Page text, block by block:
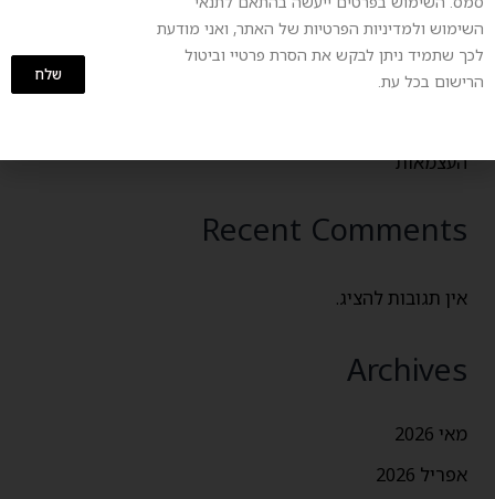
אמנות השכבות – כך תיראי במיטבך בימי האביב ההפכפכים
יופי בר קיימא – איך לחגוג את יום כדור הארץ עם אופנה
צנועה ואיכותית
העצמאות
Recent Comments
אין תגובות להציג.
Archives
מאי 2026
אפריל 2026
השימוש ולמדיניות הפרטיות של האתר, ואני מודעת
לכך שתמיד ניתן לבקש את הסרת פרטיי וביטול
הרישום בכל עת.
שלח